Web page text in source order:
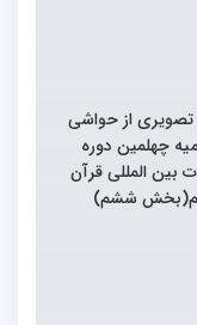
از حواشی
چهلمین دوره
بین المللی قرآن
ششم)